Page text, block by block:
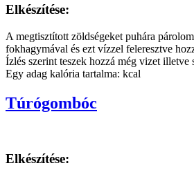
Elkészítése:
A megtisztított zöldségeket puhára
fokhagymával és ezt vízzel feleresztve
Ízlés szerint teszek hozzá még vizet illetve
Egy adag kalória tartalma: kcal
Túrógombóc
Elkészítése: